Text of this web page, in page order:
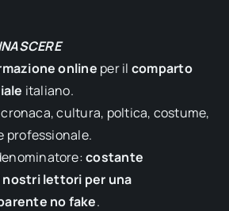
online per il comparto
italiano.
cultura, poltica, costume,
professionale.
costante
lettori per una
no fake.